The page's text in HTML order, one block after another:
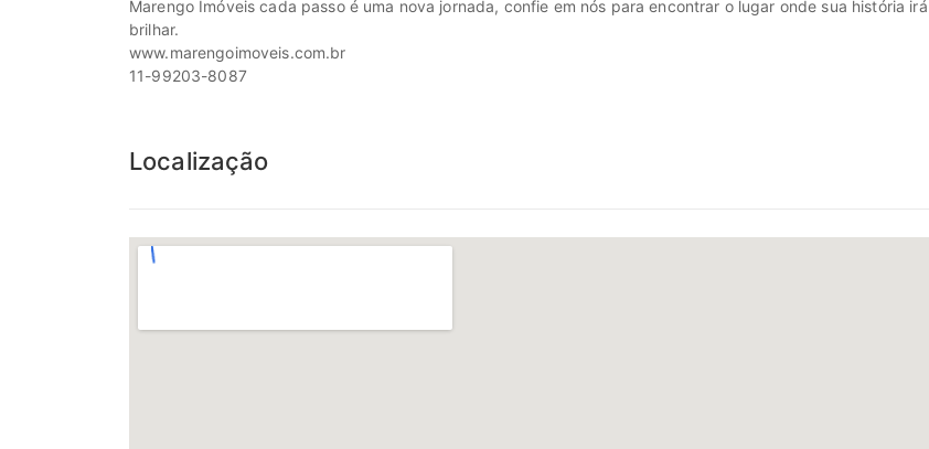
Marengo Imóveis cada passo é uma nova jornada, confie em nós para encontrar o lugar onde sua história irá
brilhar.
www.marengoimoveis.com.br
11-99203-8087
Localização